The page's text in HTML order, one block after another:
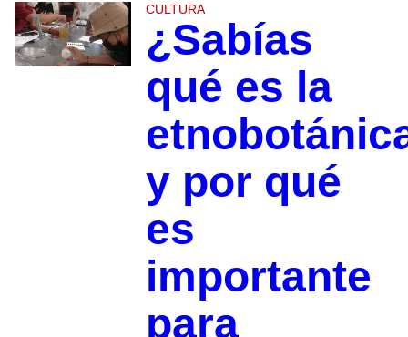
CULTURA
¿Sabías
qué es la
y por qué
es
importante
para